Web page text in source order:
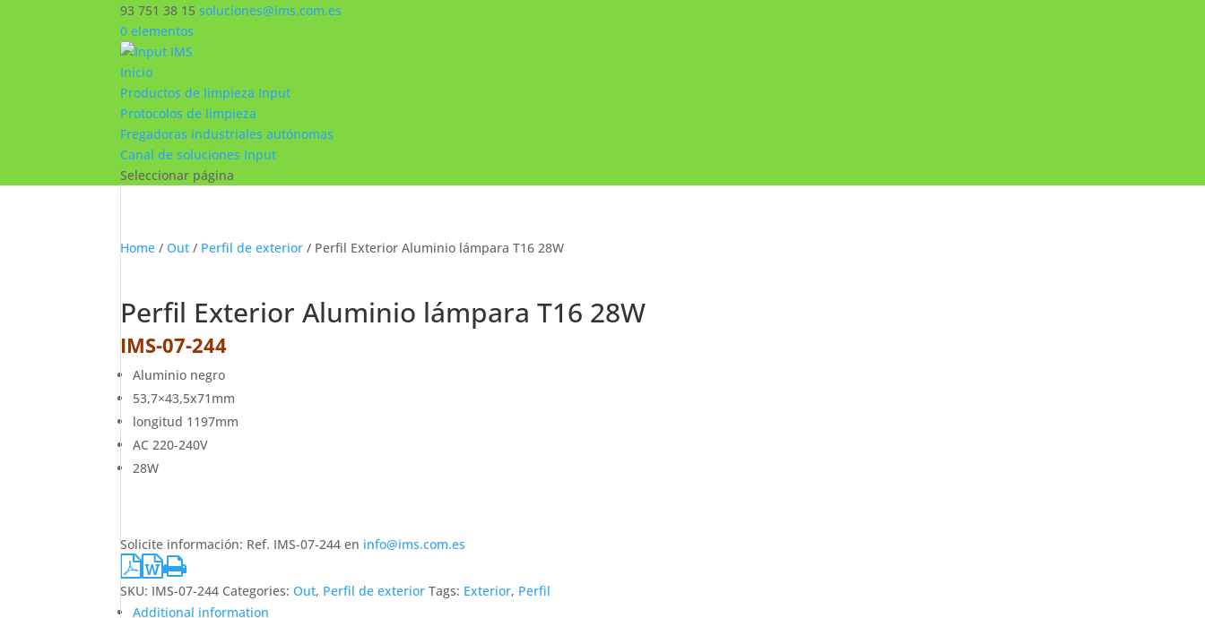
93 751 38 15 soluciones@ims.com.es
0 elementos
Inicio
Productos de limpieza Input
Protocolos de limpieza
Fregadoras industriales autónomas
Canal de soluciones Input
Seleccionar página
Home /Out / Perfil de exterior / Perfil Exterior Aluminio lámpara T16 28W
Perfil Exterior Aluminio lámpara T16 28W
IMS-07-244
Aluminio negro
53,7×43,5x71mm
longitud 1197mm
AC 220-240V
28W
Solicite información: Ref. IMS-07-244 en info@ims.com.es
SKU: IMS-07-244 Categories:Out, Perfil de exterior Tags: Exterior, Perfil
Additional information